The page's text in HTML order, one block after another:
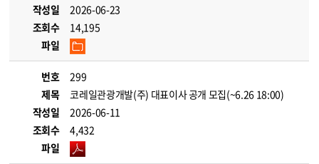
작성일
2026-06-23
조회수
14,195
파일
번호
299
제목
코레일관광개발(주) 대표이사 공개 모집(~6.26 18:00)
작성일
2026-06-11
조회수
4,432
파일